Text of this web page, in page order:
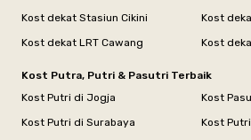
Kost dekat Stasiun Cikini
Kost
Kost dekat LRT Cawang
Kost
Kost Putra, Putri & Pasutri Terbaik
Kost Putri di Jogja
Kost
Kost Putri di Surabaya
Kost